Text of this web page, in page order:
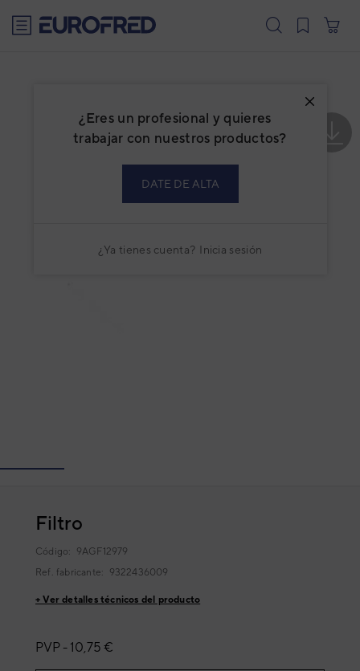
¿Eres un profesional y quieres
trabajar con nuestros productos?
DATE DE ALTA
¿Ya tienes cuenta? Inicia sesión
Filtro
Código: 9AGF12979
Ref. fabricante: 9322436009
+ Ver detalles técnicos del producto
PVP - 10,75 €